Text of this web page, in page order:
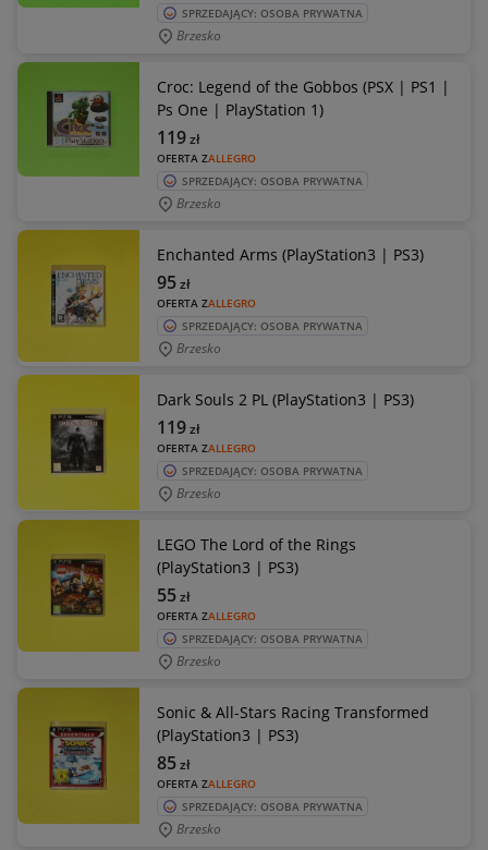
SPRZEDAJĄCY: OSOBA PRYWATNA
Brzesko
Croc: Legend of the Gobbos (PSX | PS1 |
Ps One | PlayStation 1)
OFERTA ZALLEGRO
119zł
SPRZEDAJĄCY: OSOBA PRYWATNA
Brzesko
Enchanted Arms (PlayStation3 | PS3)
OFERTA ZALLEGRO
95zł
SPRZEDAJĄCY: OSOBA PRYWATNA
Brzesko
Dark Souls 2 PL (PlayStation3 | PS3)
OFERTA ZALLEGRO
119zł
SPRZEDAJĄCY: OSOBA PRYWATNA
Brzesko
LEGO The Lord of the Rings
(PlayStation3 | PS3)
OFERTA ZALLEGRO
55zł
SPRZEDAJĄCY: OSOBA PRYWATNA
Brzesko
Sonic & All-Stars Racing Transformed
(PlayStation3 | PS3)
OFERTA ZALLEGRO
85zł
SPRZEDAJĄCY: OSOBA PRYWATNA
Brzesko